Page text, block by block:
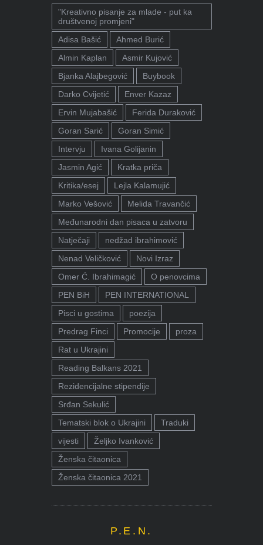
"Kreativno pisanje za mlade - put ka
društvenoj promjeni"
Adisa Bašić
Ahmed Burić
Almin Kaplan
Asmir Kujović
Bjanka Alajbegović
Buybook
Darko Cvijetić
Enver Kazaz
Ervin Mujabašić
Ferida Duraković
Goran Sarić
Goran Simić
Intervju
Ivana Golijanin
Jasmin Agić
Kratka priča
Kritika/esej
Lejla Kalamujić
Marko Vešović
Melida Travančić
Međunarodni dan pisaca u zatvoru
Natječaji
nedžad ibrahimović
Nenad Veličković
Novi Izraz
Omer Ć. Ibrahimagić
O penovcima
PEN BiH
PEN INTERNATIONAL
Pisci u gostima
poezija
Predrag Finci
Promocije
proza
Rat u Ukrajini
Reading Balkans 2021
Rezidencijalne stipendije
Srđan Sekulić
Tematski blok o Ukrajini
Traduki
vijesti
Željko Ivanković
Ženska čitaonica
Ženska čitaonica 2021
P.E.N.